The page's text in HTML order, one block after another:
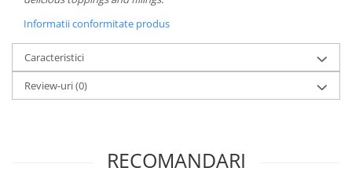
Informatii conformitate produs
Caracteristici
Review-uri(0)
RECOMANDARI